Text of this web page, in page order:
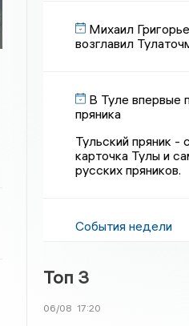
Михаил
возглавил
В Туле впервые
пряника
Тульский пряник -
карточка Тулы и
русских пряников.
События недели
Топ 3
06/08 17:20